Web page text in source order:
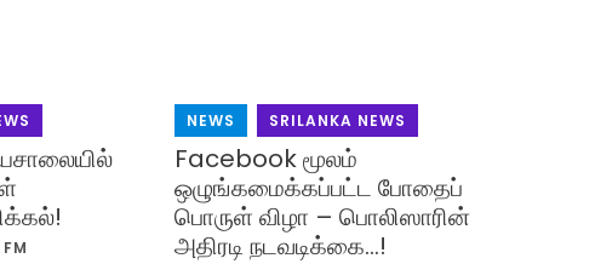
NEWS SRILANKA NEWS
Facebook மூலம்
ஒழுங்கமைக்கப்பட்ட போதைப்
பொருள் விழா – பொலிஸாரின்
அதிரடி நடவடிக்கை…!